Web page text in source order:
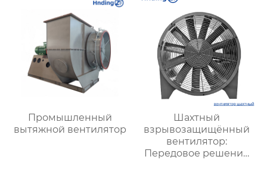
Промышленный
вытяжной вентилятор
Шахтный
взрывозащищённый
вентилятор:
Передовое решение